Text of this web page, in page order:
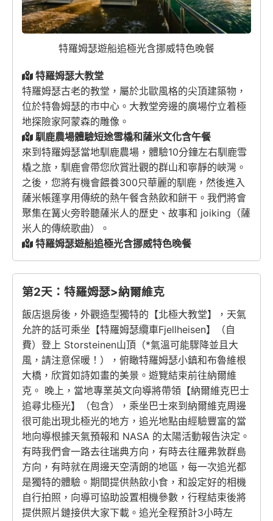
特羅姆瑟遊船追極光含挪威特色晚餐
特羅姆瑟大教堂
特羅姆瑟古老的教堂，屬於北歐風格的尖頂建築物，
位於特魯姆瑟的市中心。大教堂旁邊的廣場佇立着極
地探險家阿蒙森的雕像。
馴鹿農場體驗短途雪橇和薩米文化含午餐
來到特羅姆瑟當地馴鹿農場，體驗10分鐘左右馴鹿雪
橇之旅，馴鹿會帶您欣賞壯觀的群山和寧靜的峽灣。
之後，您將有機會餵養300只華麗的馴鹿，然後進入
薩米帳篷享用傳統的熱午餐含熱飲和餅干。我們將會
聚集在篝火旁聆聽薩米人的歷史、故事和 joiking（薩
米人的傳統歌曲）。
特羅姆瑟遊船追極光含挪威特色晚餐
第2天：特羅姆瑟>納爾維克
飯店退房後，外觀造型獨特的【北極大教堂】，天氣
允許的話可乘坐【特羅姆瑟纜車Fjellheisen】（自
費）登上 Storsteinen山頂（*氣溫可能驟降並且大
風，請注意保暖！），俯瞰特羅姆瑟小鎮和布魯維根
大橋，欣賞如詩如畫的美景。遊覽結束前往納爾維
克。 晚上，當地專業英文向導將帶領【納爾維克巴士
追尋北極光】（包含），乘坐巴士來到納爾維克周邊
很可能出現北極光的地方，追光地點由經驗豐富的當
地向導根據天氣預報和 NASA 的太陽活動報告決定。
有時我們會一路去往瑞典方向，有時去往羅弗敦群島
方向，有時就在周邊天空清朗的地區，每一次追光都
是獨特的體驗。期間提供熱飲小食，和設定好的相機
自行拍照，向導可協助設置相機參數，行程結束後將
提供照片鏈接供大家下載。追光全程預計3小時左